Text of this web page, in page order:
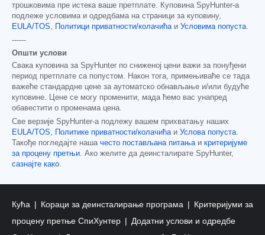
трошковима пре истека ваше претплате. Куповина SpyHunter-а
подлеже условима и одредбама на страници за куповину,
EULA/TOS
Политици приватности/колачића и Условима попуста
------
Општи услови
Свака куповина за SpyHunter по сниженој цени важи за понуђени
период претплате са попустом. Након тога, примењиваће се тада
важеће стандардне цене за аутоматско обнављање и/или будуће
куповине. Цене се могу променити, мада ћемо вас унапред
обавестити о променама цена.
Све верзије SpyHunter-а подлежу вашем прихватању наших
EULA/TOS
Политике приватности/колачића и Услова попуста
Такође погледајте наша често постављана питања и критеријуме
за процену претњи . Ако желите да деинсталирате SpyHunter,
сазнајте како
Кућа Кораци за деинсталирање програма
Критеријуми за
процену претње СпиХунтер
Додатни услови и одредбе